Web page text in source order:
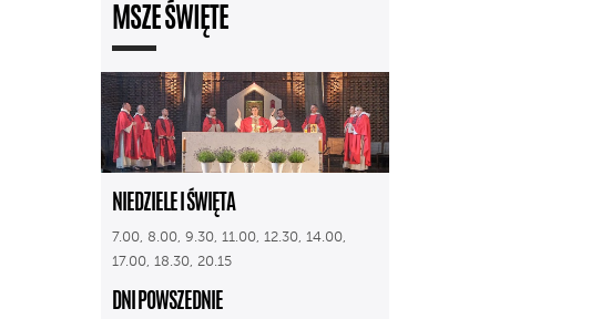
MSZE ŚWIĘTE
NIEDZIELE I ŚWIĘTA
7.00, 8.00, 9.30, 11.00, 12.30, 14.00,
17.00, 18.30, 20.15
DNI POWSZEDNIE